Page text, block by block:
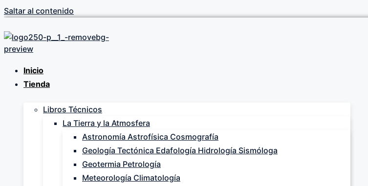
Saltar al contenido
Inicio
Tienda
Libros Técnicos
La Tierra y la Atmosfera
Astronomía Astrofísica Cosmografía
Geología Tectónica Edafología Hidrología Sismóloga
Geotermia Petrología
Meteorología Climatología